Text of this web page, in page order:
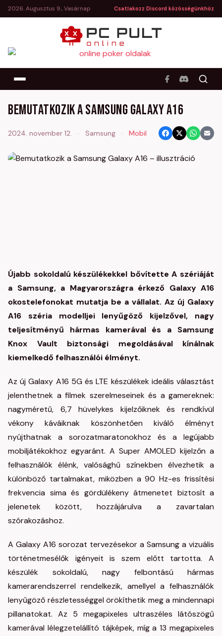
2026. Augusztus 9., Vasárnap Csatlakozz Discord közösségünkhöz
Bemutatkozik a Samsung Galaxy A16
2024. november 12. · Samsung · Mobil
Újabb sokoldalú készülékekkel bővítette A szériáját
a Samsung, a Magyarországra érkező Galaxy A16
okostelefonokat mutatja be a vállalat. Az új Galaxy
A16 széria modelljei lenyűgöző kijelzővel, nagy
teljesítményű hármas kamerával és a Samsung
Knox Vault biztonsági megoldásával kínálnak
kiemelkedő felhasználói élményt.
Az új Galaxy A16 5G és LTE készülékek ideális választást
jelenthetnek a filmek szerelmeseinek és a gamereknek:
nagyméretű, 6,7 hüvelykes kijelzőiknek és rendkívül
vékony káváiknak köszönhetően kiváló élményt
nyújthatnak a sorozatmaratonokhoz és a legújabb
mobiljátékokhoz egyaránt. A Super AMOLED kijelzőn a
felhasználók élénk, valósághű színekben élvezhetik a
különböző tartalmakat, miközben a 90 Hz-es frissítési
frekvencia sima és gördülékeny átmenetet biztosít a
jelenetek között, hozzájárulva a zavartalan
szórakozáshoz.
A Galaxy A16 sorozat tervezésekor a Samsung a vizuális
történetmesélők igényeit is szem előtt tartotta. A
készülék sokoldalú, nagy felbontású hármas
kamerarendszerrel rendelkezik, amellyel a felhasználók
lenyűgöző részletességgel örökíthetik meg a mindennapi
pillanatokat. Az 5 megapixeles ultraszéles látószögű
kamerával lélegzetelállító tájképek, míg a 13 megapixeles